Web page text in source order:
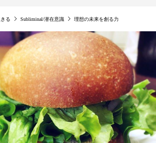
る Subliminal/潜在意識 理想の未来を創る力